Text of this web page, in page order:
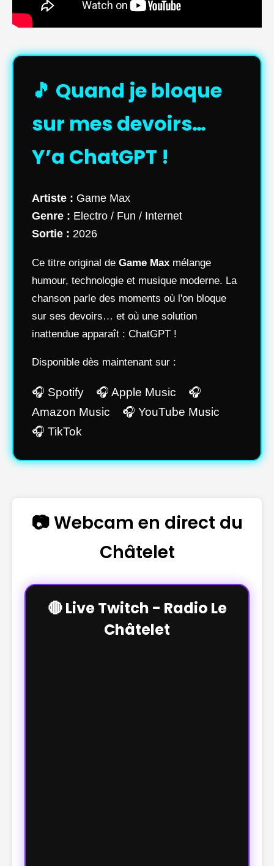
🎵 Quand je bloque
sur mes devoirs…
Y’a ChatGPT !
Artiste : Game Max
Genre : Electro / Fun / Internet
Sortie : 2026
Ce titre original de Game Max mélange
humour, technologie et musique moderne. La
chanson parle des moments où l'on bloque
sur ses devoirs… et où une solution
inattendue apparaît : ChatGPT !
Disponible dès maintenant sur :
🎧 Spotify 🎧 Apple Music 🎧
Amazon Music 🎧 YouTube Music
🎧 TikTok
📷 Webcam en direct du
Châtelet
🔴 Live Twitch - Radio Le
Châtelet